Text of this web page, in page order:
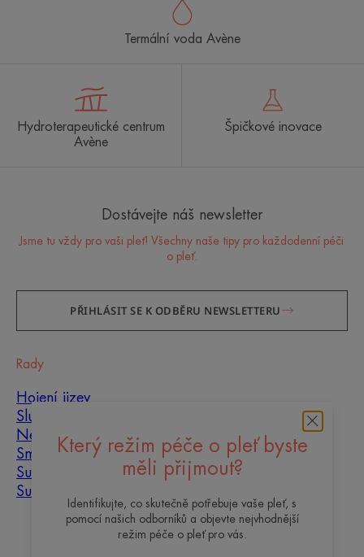
Který režim péče o pleť byste
měli přijmout?
Identifikujte, co skutečně potřebuje vaše pleť, s
pomocí našich odborníků a objevte nejvhodnější
režim péče o pleť pro vás.
Termální voda Avène
Hydroterapeutické centrum
Avène
Špičkové inovace
Dostávejte náš newsletter
Jsme tu vždy pro vaši pleť! Všechny naše tipy pro každodenní péči
o pleť.
PŘIHLÁSIT SE K ODBĚRU NEWSLETTERU
Rady
Hojení jizev
Slunce
Nedokonalosti pleti
Smíšená pleť
Suchá pleť
Suchost a dehydratace
O nás